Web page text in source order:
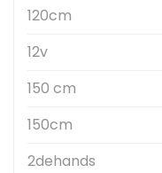
120cm
12v
150 cm
150cm
2dehands